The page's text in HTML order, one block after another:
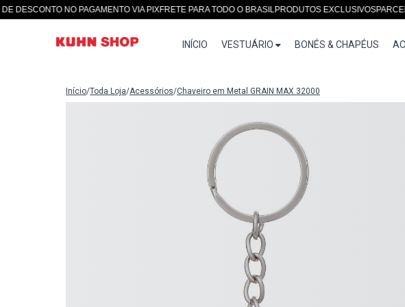
NO PAGAMENTO VIA PIXFRETE PARA TODO O BRASILPRODUTOS EXCLUSIVOS
INÍCIO VESTUÁRIO BONÉS & CHAPÉUS
Início/Toda Loja/Acessórios/Chaveiro em Metal GRAIN MAX 32000